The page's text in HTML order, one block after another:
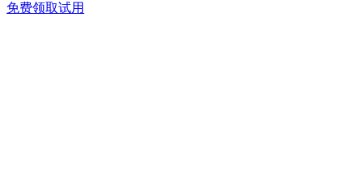
免费领取试用